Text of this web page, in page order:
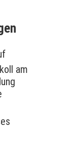
am